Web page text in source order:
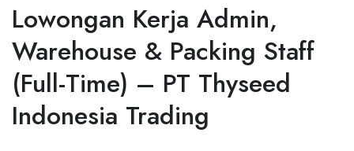
Lowongan Kerja Admin,
Warehouse & Packing Staff
(Full-Time) – PT Thyseed
Indonesia Trading